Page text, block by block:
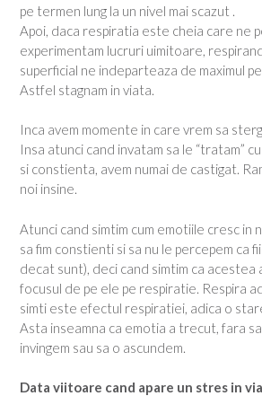
pe termen lung la un nivel mai scazut .
Apoi, daca respiratia este cheia care ne
experimentam lucruri uimitoare,
superficial ne indeparteaza de maximul
Astfel stagnam in viata.
Inca avem momente in care vrem sa
Insa atunci cand invatam sa le “tratam”
si constienta, avem numai de castigat.
noi insine.
Atunci cand simtim cum emotiile cresc in
sa fim constienti si sa nu le percepem ca
decat sunt), deci cand simtim ca acestea
focusul de pe ele pe respiratie. Respira
simti este efectul respiratiei, adica o
Asta inseamna ca emotia a trecut, fara
invingem sau sa o ascundem.
Data viitoare cand apare un stres in